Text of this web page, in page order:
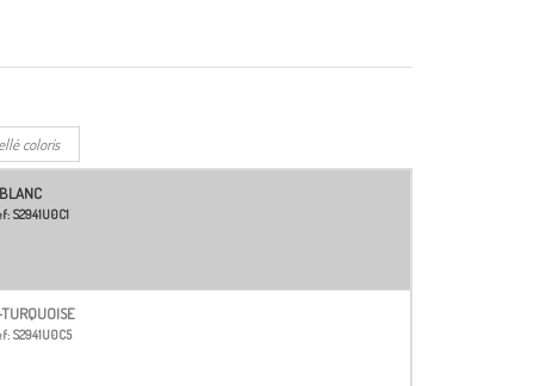
S2941U0C1
S2941U0C5